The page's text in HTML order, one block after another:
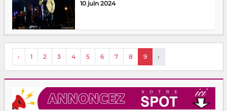
10 juin 2024
‹ 1 2 3 4 5 6 7 8 9 ›